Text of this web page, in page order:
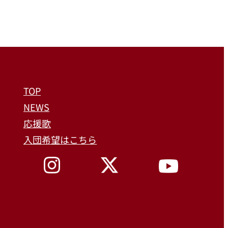
TOP
NEWS
応援歌
入団希望はこちら